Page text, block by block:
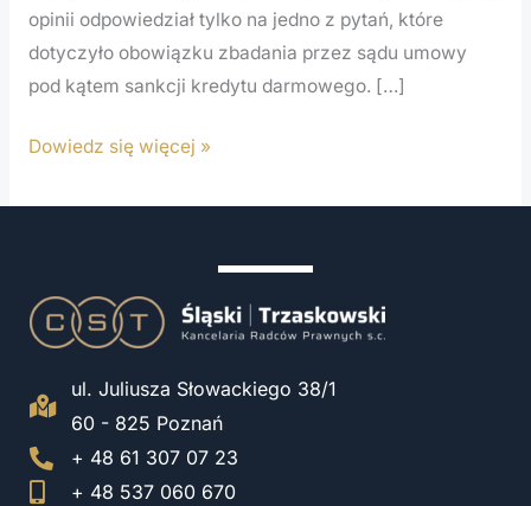
opinii odpowiedział tylko na jedno z pytań, które
dotyczyło obowiązku zbadania przez sądu umowy
pod kątem sankcji kredytu darmowego. […]
Dowiedz się więcej »
ul. Juliusza Słowackiego 38/1
60 - 825 Poznań
+ 48 61 307 07 23
+ 48 537 060 670